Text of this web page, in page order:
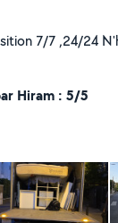
24 N'hésitez pas à me
Hiram : 5/5